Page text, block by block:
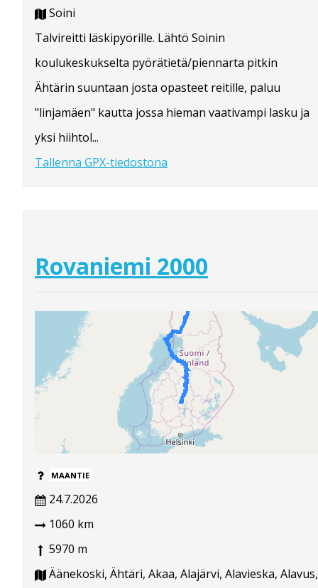
Soini
Talvireitti läskipyörille. Lähtö Soinin
koulukeskukselta pyörätietä/piennarta pitkin
Ähtärin suuntaan josta opasteet reitille, paluu
"linjamäen" kautta jossa hieman vaativampi lasku ja
yksi hiihtol...
Tallenna GPX-tiedostona
Rovaniemi 2000
MAANTIE
24.7.2026
1060 km
5970 m
Äänekoski, Ähtäri, Akaa, Alajärvi, Alavieska, Alavus,